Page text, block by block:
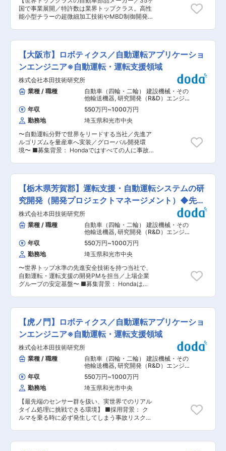
術の開発に携われます。 変更の範囲：会社の定め
る業務
を一人でも増やすため、高齢者や運転が得意でな
い人々の日々の移動を支えるため、各地域向けに
最適化されるベースとなる商品開発から最先端の
技術開発まで、「グローバルのHonda四輪開発を
た下記いずれかの業務をお任せいたします。 ◇物
体認識/走路認識のための画像認識アルゴリズム開
発及び機械学習モデルの構築 ◇認識情報を用いて
交通環境を理解するアルゴリズム開発及び機械学
習モデルの構築 ◇交通環境に応じた行動計画アル
ゴリズム開発及び機械学習モデルの構築 ◇機械学
習モデルのエッジデバイスへの実装 ◇カメラと他
の外界センシングデバイスを用いたRaw Data
Fusion技術の開発 ◇DNN/LLM(大規模言語モデ
ル)を活用したドライバー状態及び車内空間認識技
術の開発 ◇自己位置推定及び自動地図生成技術の
開発 ◇MLOps環境の構築 ◇最適化/確率推論/デ
ータマイニング ◇画像処理/機械学習/データマイ
ル： Matlab, Simulink, MBD系ツール
（Rational、Rapsodyなど）、C、C++、Java、
Chainer、TensorFlowなど）等 変更の範囲：会社
の定める業務
国で事業展開／特許数は業界トップクラス。高性
能小型チラーの超微細加工技術やMBD制御開発に
オートメーション、その他新規事業領域でのIoT
サービスやシステムのアジャイル開発・運用をお
任せします。 ・基本的には一つのサービスの開
発・運用に専念いただきますが、同時に複数のサ
ービスを担当していただくこともあります。プロ
ジェクトの形態としてはアジャイル開発が主で
す。 ■業務詳細： ◇チームメンバーと共に、以
下のような業務を担っていただきます。 ・ユーザ
ーのニーズとデンソーのビジネスを深く理解し、
サービスの要件と制約を定義し、優先順位をつけ
る。 ・プロジェクトの進捗に合わせて最適な論
理・物理アーキテクチャを設計する。ビジネス主
管、プロダクトオーナー、ディベロッパー、社内
セキュリティ統括部署などのステークホルダーと
合意形成する。 ・適切なテクノロジーやソフトウ
ェアエンジニアリング技術を活用して設計・実装
クトの進捗に合わせて適切な品質管理及び技術問
題の解決をリードする。 ■当ポジションの魅力：
◇成長：自動運転、コネクティッドカー、IoTサ
ービス、Factory IoT など、多彩なドメインで専
門スキルを磨くことができます。 ◇魅力的なプロ
ジェクト：デンソーの全社的な事業ポートフォリ
オ転換を実現するため、様々な事業領域でサービ
スの開発・運用に携わるチャンスがあります。 ◇
コミュニティ形成：業務の中で知識や経験を得
て、それらを社内外のイベントで情報発信するこ
とで、エンジニアとしてのキャリアアップや仲間
づくりができます。 ■当社について： ・当社
は、自動車部品業界のリーディングカンパニーと
す。売上収益7兆3,500億円、特許41,000件超、
25ヵ国127工場を有する世界規模の企業です。
社会に貢献する製品開発を進めています。 変更の
範囲：会社の定める業務
【大阪市】ロボティクス／自動運転アプリケーショ
ンエンジニア※自動運転・運転支援領域
株式会社本田技術研究所
業種 / 職種
自動車（四輪・二輪） 建設機械・その
他輸送機器, 研究開発（R&D）エンジニ
ア 基礎研究・先行開発・要素技術開発
年収 550万円~1000万円
勤務地
埼玉県和光市中央
〜自動運転分野で世界をリードする当社／先進ア
ルゴリズムを量産車へ実装／グローバル開発環
境〜 ■募集背景： Hondaではすべての人に事故
る」をコンセプトに自動運転システムの研究開発
を行っています。 クルマを乗る時に必ず発生して
しまう事故リスクを極限までゼロに近づけること
がミッション。単に高機能化するだけではなく、
必要な機能を広く普及可能なコストで実現するこ
とも同時に求められます。 「安心して自由に移動
する喜び」を全てのお客様に提供するために、世
界に先駆けて安全・安心・環境負荷軽減の高い価
値を持つ自動運転・運転支援システムを研究開発
し、商品化することを目指しています。 クルマを
通して笑顔になる人を一人でも増やすため、高齢
者や運転が得意でない人々の日々の移動を支える
ため、各地域向けに最適化されるベースとなる商
品開発から最先端の技術開発まで、「グローバル
のHonda四輪開発をリードする仲間」を求めてい
ます。 ■業務内容： 複雑な交通環境下で、車両
ムに生成するアルゴリズム開発です。カメラ、レ
ーダー、LiDARなどマルチモーダルな情報を統合
（センサーフュージョン）し、最適な移動をする
ロボティクス領域の技術を自動運転に応用してい
ただきます。 ■業務詳細 ◇マルチセンサーフュ
ージョンアルゴリズムの開発（カルマンフィル
タ、パーティクルフィルタ等） ◇SLAM技術を用
いた自己位置推定（ローカリゼーション）技術開
発 ◇3次元シーン理解、周辺環境のセマンティッ
ク理解アルゴリズム構築 ◇点群処理およびトラッ
キングアルゴリズムの実装・評価 ◇動的環境下に
おけるリアルタイム走行軌道計画 ・行動決定アル
ゴリズムの開発 ■開発ツール C/C++, Python,
MATLAB/Simulink 等 変更の範囲：会社の定める
業務
【栃木県芳賀郡】運転支援・自動運転システムの研
究開発（開発プロジェクトマネージメント）◆先進
安全技術
株式会社本田技術研究所
業種 / 職種
自動車（四輪・二輪） 建設機械・その
他輸送機器, 研究開発（R&D）エンジニ
ア プロジェクトマネージャー
年収 550万円~1000万円
勤務地
埼玉県和光市中央
〜世界トップ水準の先進安全技術を持つ当社で、
自動運転・運転支援の開発PMを担当／上場企業
グループの安定基盤〜 ■募集背景： Hondaは
す。クルマを乗る時に必ず発生してしまう事故リ
スクを極限までゼロに近づけることがミッション
です。単に高機能化するだけではなく、必要な機
能を広く普及可能なコストで実現することも同時
に求められます。 「安心して自由に移動する喜
び」を全てのお客様に提供するために、世界に先
駆けて安全・安心・環境負荷軽減の高い価値を持
つITS/ICTシステムを研究開発し、商品化を目指
しています。 クルマを通して笑顔になる人を一人
でも増やすために、各地域向けに最適化されるベ
ースとなる商品開発から最先端の技術開発まで、
「グローバルのHonda四輪開発をリードする仲
間」を求めています。 ■業務内容： 先進安全支
援システム（運転支援・自動運転・駐車支援）と
視界支援システムにおけるOTA（Over The Air：
車両などのデバイスのソフトウェアを無線通信で
【虎ノ門】ロボティクス／自動運転アプリケーショ
ンエンジニア※自動運転・運転支援領域
株式会社本田技術研究所
業種 / 職種
自動車（四輪・二輪） 建設機械・その
他輸送機器, 研究開発（R&D）エンジニ
ア 自動車・自動車部品・車載製品
年収 550万円~1000万円
勤務地
埼玉県和光市中央
【最先端のセンサー群を扱い、実世界でのリアル
タイム処理に挑戦できる環境】 ■採用背景： ク
ルマを乗る時に必ず発生してしまう事故リスクを
及可能なコストで実現することも同時に求められ